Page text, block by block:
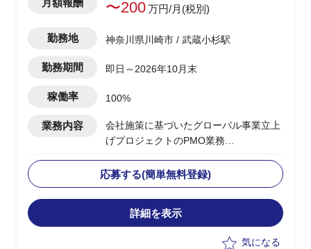
月額報酬 〜200万円/月(税別)
勤務地 神奈川県川崎市 / 武蔵小杉駅
勤務期間 即日～2026年10月末
稼働率 100%
業務内容
会社施策に基づいたグローバル事業立上
げプロジェクトのPMO業務
・英語圏出身のPMのもと進捗管理、ア
イデアのとりまとめ
・各ステークホルダとの英語によるコミ
ュニケーション
応募する(簡単無料登録)
詳細を表示
気になる